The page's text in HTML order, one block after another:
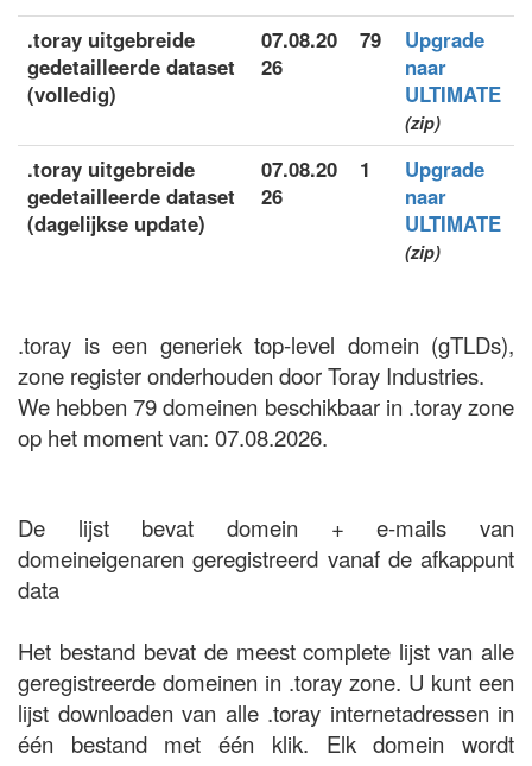
.toray uitgebreide
gedetailleerde dataset
(volledig)
07.08.20
26
79
Upgrade
naar
ULTIMATE
(zip)
.toray uitgebreide
gedetailleerde dataset
(dagelijkse update)
07.08.20
26
1
Upgrade
naar
ULTIMATE
(zip)
.toray is een generiek top-level domein (gTLDs),
zone register onderhouden door Toray Industries.
We hebben 79 domeinen beschikbaar in .toray zone
op het moment van: 07.08.2026.
De lijst bevat domein + e-mails van
domeineigenaren geregistreerd vanaf de afkappunt
data
Het bestand bevat de meest complete lijst van alle
geregistreerde domeinen in .toray zone. U kunt een
lijst downloaden van alle .toray internetadressen in
één bestand met één klik. Elk domein wordt